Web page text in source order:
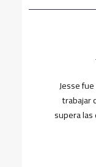
Jesse
trabajar
supera